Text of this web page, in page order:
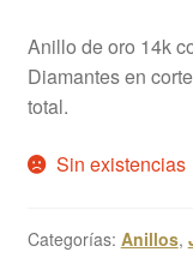
Anillo de oro 14k
Diamantes en
total.
Sin existencias
Categorías: Anillos,